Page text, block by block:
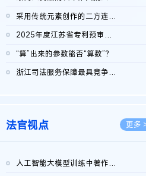
采用传统元素创作的二方连续装饰图案作品的独创性及侵权对比认定
2025年度江苏省专利预审典型案例
“算”出来的参数能否“算数”？
浙江司法服务保障最具竞争力营商环境建设典型案例（第二批）含侵...
法官视点 更多
人工智能大模型训练中著作权的合理使用